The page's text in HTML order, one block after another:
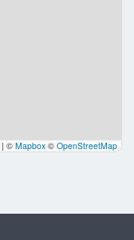
| © Mapbox © OpenStreetMap